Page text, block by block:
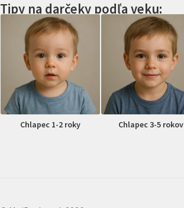
Tipy na darčeky podľa veku:
Chlapec 1-2 roky Chlapec 3-5 rokov